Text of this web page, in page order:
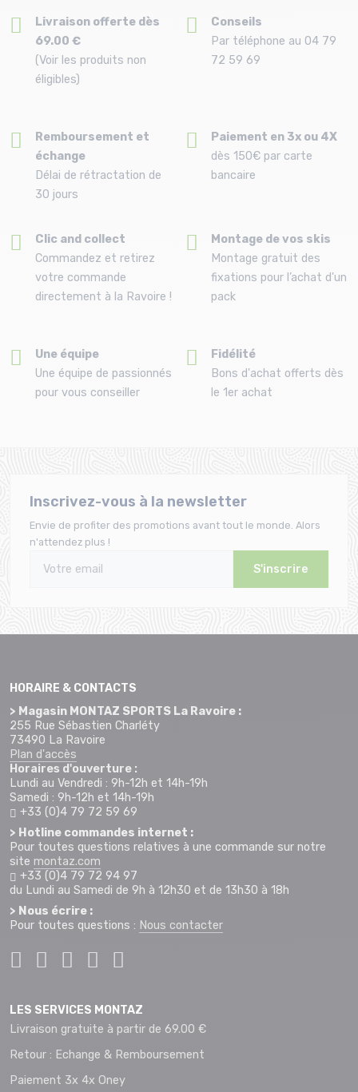
Livraison offerte dès
69.00 €
(Voir les produits non
éligibles)
Conseils
Par téléphone au 04 79
72 59 69
Remboursement et
échange
Délai de rétractation de
30 jours
Paiement en 3x ou 4X
dès 150€ par carte
bancaire
Clic and collect
Commandez et retirez
votre commande
directement à la Ravoire !
Montage de vos skis
Montage gratuit des
fixations pour l’achat d'un
pack
Une équipe
Une équipe de passionnés
pour vous conseiller
Fidélité
Bons d'achat offerts dès
le 1er achat
Inscrivez-vous à la newsletter
Envie de profiter des promotions avant tout le monde. Alors
n'attendez plus !
S'inscrire
HORAIRE & CONTACTS
> Magasin MONTAZ SPORTS La Ravoire :
255 Rue Sébastien Charléty
73490 La Ravoire
Plan d'accès
Horaires d'ouverture :
Lundi au Vendredi : 9h-12h et 14h-19h
Samedi : 9h-12h et 14h-19h
+33 (0)4 79 72 59 69
> Hotline commandes internet :
Pour toutes questions relatives à une commande sur notre
site montaz.com
+33 (0)4 79 72 94 97
du Lundi au Samedi de 9h à 12h30 et de 13h30 à 18h
> Nous écrire :
Pour toutes questions : Nous contacter
LES SERVICES MONTAZ
Livraison gratuite à partir de 69.00 €
Retour : Echange & Remboursement
Paiement 3x 4x Oney